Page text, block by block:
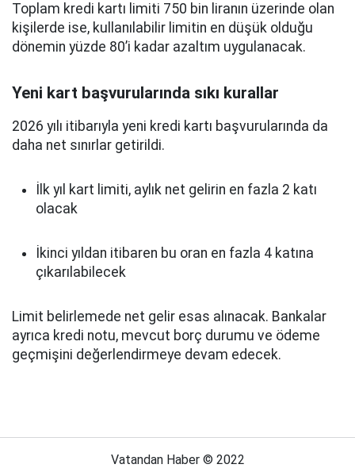
Toplam kredi kartı limiti 750 bin liranın üzerinde olan
kişilerde ise, kullanılabilir limitin en düşük olduğu
dönemin yüzde 80’i kadar azaltım uygulanacak.
Yeni kart başvurularında sıkı kurallar
2026 yılı itibarıyla yeni kredi kartı başvurularında da
daha net sınırlar getirildi.
İlk yıl kart limiti, aylık net gelirin en fazla 2 katı
olacak
İkinci yıldan itibaren bu oran en fazla 4 katına
çıkarılabilecek
Limit belirlemede net gelir esas alınacak. Bankalar
ayrıca kredi notu, mevcut borç durumu ve ödeme
geçmişini değerlendirmeye devam edecek.
Vatandan Haber © 2022